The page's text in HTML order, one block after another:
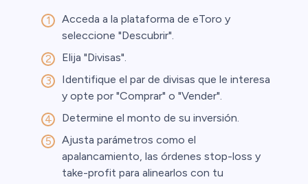
Acceda a la plataforma de eToro y
seleccione "Descubrir".
Elija "Divisas".
Identifique el par de divisas que le interesa
y opte por "Comprar" o "Vender".
Determine el monto de su inversión.
Ajusta parámetros como el
apalancamiento, las órdenes stop-loss y
take-profit para alinearlos con tu